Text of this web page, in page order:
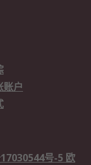
账户
号-5 欧